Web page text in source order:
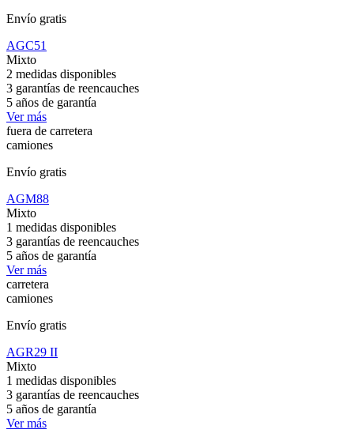
Envío gratis
AGC51
Mixto
2 medidas disponibles
3 garantías de reencauches
5 años de garantía
Ver más
fuera de carretera
camiones
Envío gratis
AGM88
Mixto
1 medidas disponibles
3 garantías de reencauches
5 años de garantía
Ver más
carretera
camiones
Envío gratis
AGR29 II
Mixto
1 medidas disponibles
3 garantías de reencauches
5 años de garantía
Ver más